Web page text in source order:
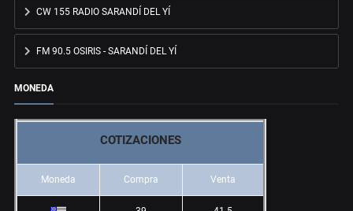
CW 155 RADIO SARANDÍ DEL YÍ
FM 90.5 OSIRIS - SARANDÍ DEL YÍ
MONEDA
COTIZACIONES
Moneda Compra Venta